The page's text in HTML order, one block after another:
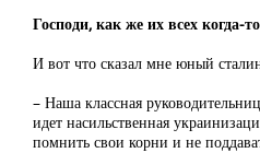
Господи, как же их всех когда-
И вот что сказал мне юный
– Наша классная
идет насильственная
помнить свои корни и не